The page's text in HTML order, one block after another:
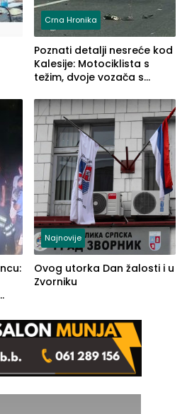
Crna Hronika
Poznati detalji nesreće kod
Kalesije: Motociklista s
težim, dvoje vozača s
Najnovije
Ovog utorka Dan žalosti i u
Zvorniku